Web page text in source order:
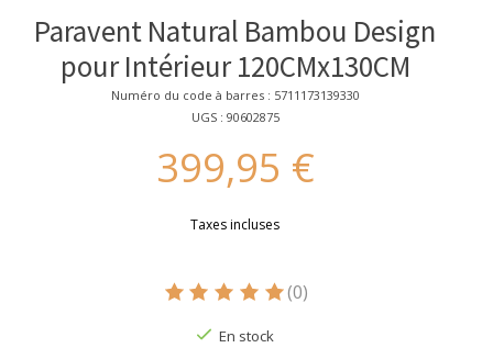
Paravent Natural Bambou Design
pour Intérieur 120CMx130CM
Numéro du code à barres : 5711173139330
UGS : 90602875
399,95 €
Taxes incluses
Ce produit est évalué à
(0)
En stock